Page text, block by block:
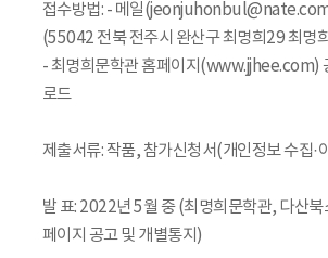
접수방법: - 메일
(55042 전북 전주시 완산구 최명희29 최명
- 최명희문학관 홈페이지(www.jjhee.com)
로드
제출서류: 작품, 참가신청서(개인정보 수집·
발 표: 2022년 5월 중 (최명희문학관, 다산
페이지 공고 및 개별통지)